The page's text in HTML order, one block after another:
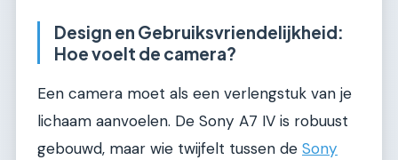
Design en Gebruiksvriendelijkheid:
Hoe voelt de camera?
Een camera moet als een verlengstuk van je
lichaam aanvoelen. De Sony A7 IV is robuust
gebouwd, maar wie twijfelt tussen de Sony